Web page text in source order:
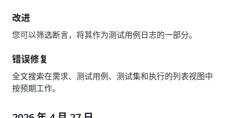
改进
您可以筛选断言，将其作为测试用例日志的一部分。
错误修复
全文搜索在需求、测试用例、测试集和执行的列表视图中
按预期工作。